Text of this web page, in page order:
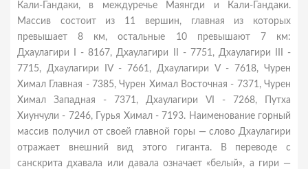
Кали-Гандаки, в междуречье Маянгди и Кали-Гандаки.
Массив состоит из 11 вершин, главная из которых
превышает 8 км, остальные 10 превышают 7 км:
Дхаулагири I - 8167, Дхаулагири II - 7751, Дхаулагири III -
7715, Дхаулагири IV - 7661, Дхаулагири V - 7618, Чурен
Химал Главная - 7385, Чурен Химал Восточная - 7371, Чурен
Химал Западная - 7371, Дхаулагири VI - 7268, Путха
Хиунчули - 7246, Гурья Химал - 7193. Наименование горный
массив получил от своей главной горы — слово Дхаулагири
отражает внешний вид этого гиганта. В переводе с
санскрита дхавала или давала означает «белый», а гири —